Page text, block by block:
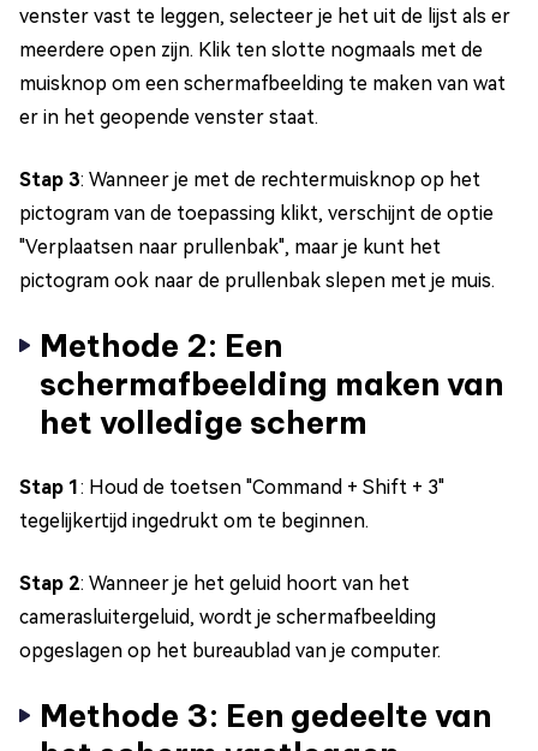
venster vast te leggen, selecteer je het uit de lijst als er
meerdere open zijn. Klik ten slotte nogmaals met de
muisknop om een schermafbeelding te maken van wat
er in het geopende venster staat.
Stap 3: Wanneer je met de rechtermuisknop op het
pictogram van de toepassing klikt, verschijnt de optie
"Verplaatsen naar prullenbak", maar je kunt het
pictogram ook naar de prullenbak slepen met je muis.
Methode 2: Een
schermafbeelding maken van
het volledige scherm
Stap 1: Houd de toetsen "Command + Shift + 3"
tegelijkertijd ingedrukt om te beginnen.
Stap 2: Wanneer je het geluid hoort van het
camerasluitergeluid, wordt je schermafbeelding
opgeslagen op het bureaublad van je computer.
Methode 3: Een gedeelte van